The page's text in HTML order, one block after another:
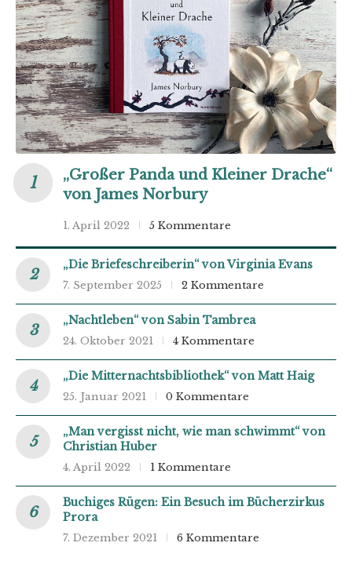
„Großer Panda und Kleiner Drache“
von James Norbury
1. April 2022 5 Kommentare
„Die Briefeschreiberin“ von Virginia Evans
7. September 2025 2 Kommentare
„Nachtleben“ von Sabin Tambrea
24. Oktober 2021 4 Kommentare
„Die Mitternachtsbibliothek“ von Matt Haig
25. Januar 2021 0 Kommentare
„Man vergisst nicht, wie man schwimmt“ von
Christian Huber
4. April 2022 1 Kommentare
Buchiges Rügen: Ein Besuch im Bücherzirkus
Prora
7. Dezember 2021 6 Kommentare